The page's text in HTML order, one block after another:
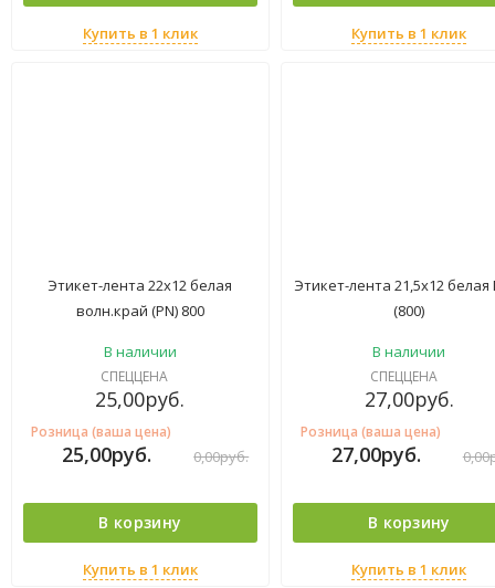
Купить в 1 клик Купить в 1 клик
Этикет-лента 22х12 белая
волн.край (PN) 800
В наличии
СПЕЦЦЕНА
25,00руб.
Розница (ваша цена)
25,00руб. 0,00руб.
В корзину
Купить в 1 клик
Этикет-лента 21,5х12
(800)
В наличии
СПЕЦЦЕНА
27,00руб.
Розница (ваша цена)
27,00руб. 0,00
В корзину
Купить в 1 клик